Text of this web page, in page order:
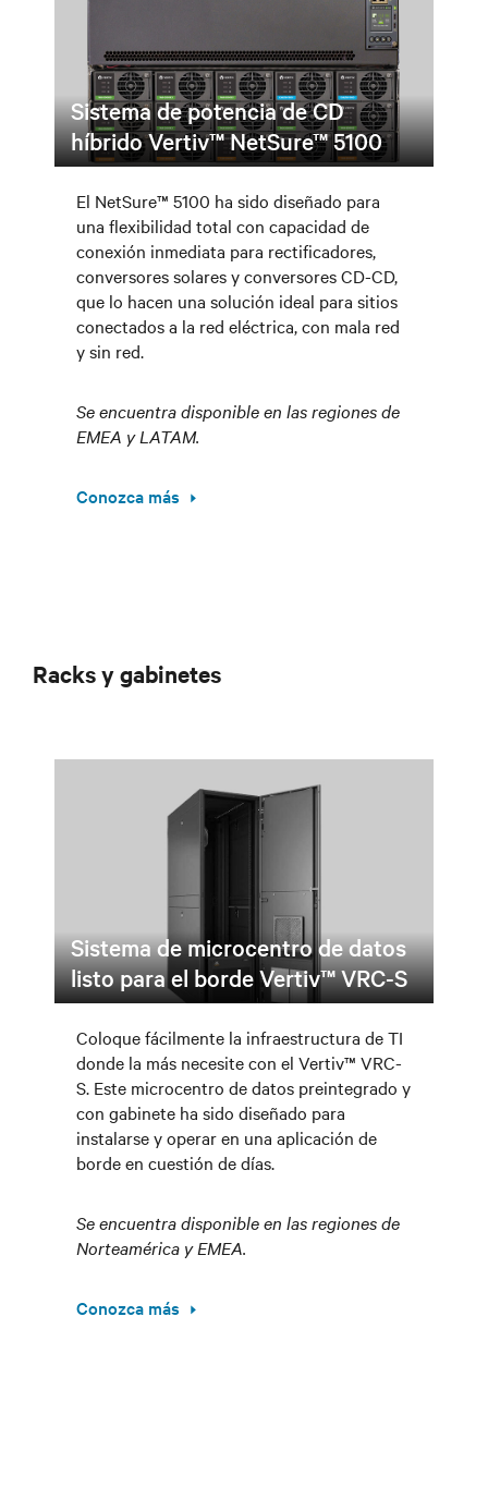
Sistema de potencia de CD
híbrido Vertiv™ NetSure™ 5100
El NetSure™ 5100 ha sido diseñado para
una flexibilidad total con capacidad de
conexión inmediata para rectificadores,
conversores solares y conversores CD-CD,
que lo hacen una solución ideal para sitios
conectados a la red eléctrica, con mala red
y sin red.
Se encuentra disponible en las regiones de
EMEA y LATAM.
Conozca más
Racks y gabinetes
Sistema de microcentro de datos
listo para el borde Vertiv™ VRC-S
Coloque fácilmente la infraestructura de TI
donde la más necesite con el Vertiv™ VRC-
S. Este microcentro de datos preintegrado y
con gabinete ha sido diseñado para
instalarse y operar en una aplicación de
borde en cuestión de días.
Se encuentra disponible en las regiones de
Norteamérica y EMEA.
Conozca más